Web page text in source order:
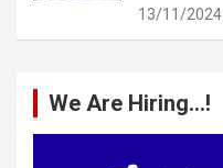
13/11/2024
We Are Hiring…!